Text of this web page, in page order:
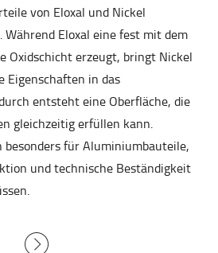
von Eloxal und Nickel
Eloxal eine fest mit dem
Oxidschicht erzeugt, bringt Nickel
Eigenschaften in das
entsteht eine Oberfläche, die
gleichzeitig erfüllen kann.
besonders für Aluminiumbauteile,
und technische Beständigkeit